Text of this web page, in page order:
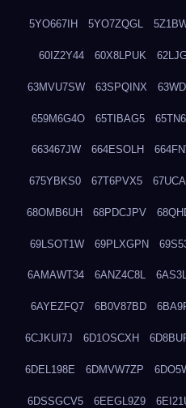
5YO667IH 5YO7ZQGL
60IZ2Y44 60X8LPUK
63MVU7SW 63SPQINX
659M6G4O 65TIBAG5
663467JW 664ESOLH
675YBKS0 67T6PVX5
68OMB6UH 68PDCJPV
69LSOT1W 69PLXGPN
6AMAWT34 6ANZ4C8L
6AYEZFQ7 6B0V87BD
6CJKUI7J 6D1OSCXH
6DEL198E 6DMVW7ZP
6DSSGCV5 6EEGL9Z9